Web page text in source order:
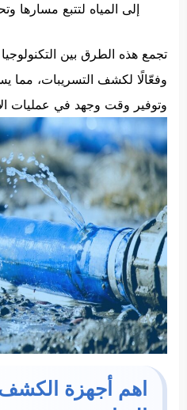
إلى المياه لتتبع مسارها
تجمع هذه الطرق بين التكنولوجيا
وفعّالًا لكشف التسريبات، مما
وتوفير وقت وجهد في عمليات
اهم أجهزة